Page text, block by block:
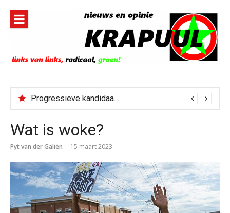
inhoud
Progressieve kandidaat El-Sayed senaatskandidaat Michigan
Wat is woke?
Pyt van der Galiën 15 maart 2023